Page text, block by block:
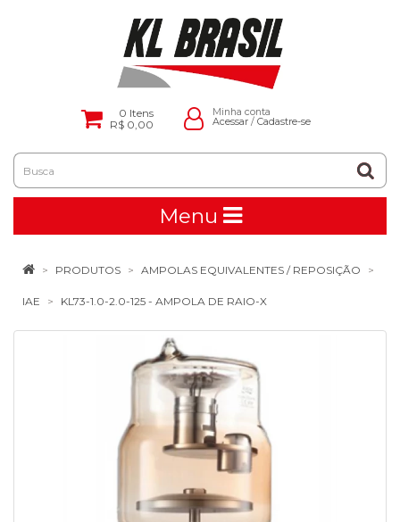
0 Itens
R$ 0,00
Minha conta
Acessar/ Cadastre-se
Menu
PRODUTOS AMPOLAS EQUIVALENTES / REPOSIÇÃO
IAE KL73-1.0-2.0-125 - AMPOLA DE RAIO-X